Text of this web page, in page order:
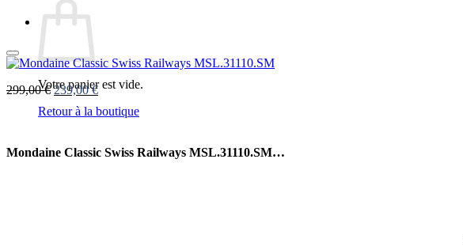
Votre panier est vide.
Retour à la boutique
299,00€Le
initial
299,00 €.
239,00€Le
actuel
239,00 €.
Mondaine Classic Swiss Railways MSL.31110.SM…